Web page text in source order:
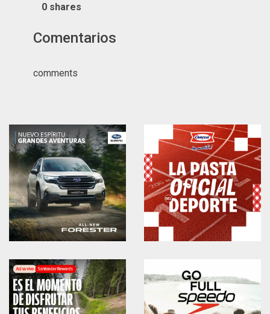
0 shares
Comentarios
comments